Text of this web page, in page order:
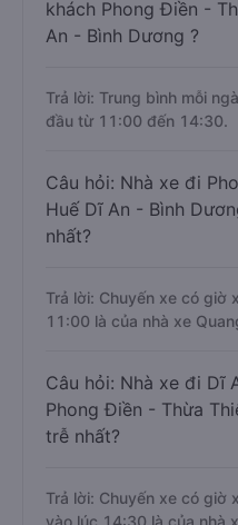
khách Phong Điền -
An - Bình Dương ?
Trả lời: Trung bình mỗi
đầu từ 11:00 đến 14:30.
Câu hỏi: Nhà xe đi
Huế Dĩ An - Bình
nhất?
Trả lời: Chuyến xe có giờ
11:00 là của nhà xe
Câu hỏi: Nhà xe đi Dĩ
Phong Điền - Thừa
trễ nhất?
Trả lời: Chuyến xe có giờ
vào lúc 14:30 là của nhà